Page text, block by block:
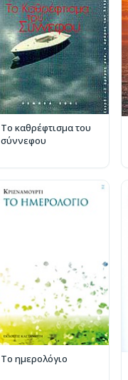
Το καθρέφτισμα του
σύννεφου
Το ημερολόγιο